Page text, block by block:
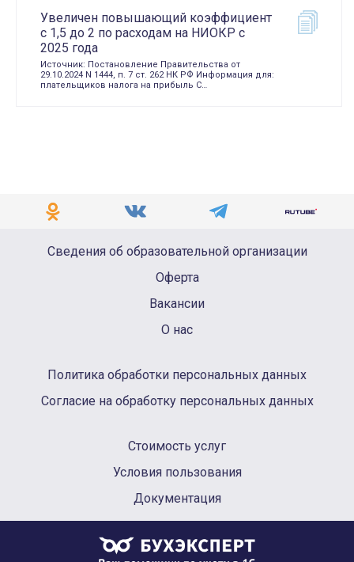
Увеличен повышающий коэффициент
с 1,5 до 2 по расходам на НИОКР с
2025 года
Источник: Постановление Правительства от
29.10.2024 N 1444, п. 7 ст. 262 НК РФ Информация для:
плательщиков налога на прибыль С…
Сведения об образовательной организации
Оферта
Вакансии
О нас
Политика обработки персональных данных
Согласие на обработку персональных данных
Стоимость услуг
Условия пользования
Документация